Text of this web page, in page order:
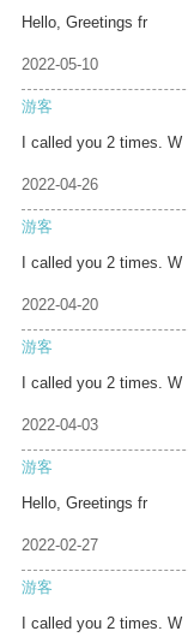
Hello, Greetings fr
2022-05-10
游客
I called you 2 times. W
2022-04-26
游客
I called you 2 times. W
2022-04-20
游客
I called you 2 times. W
2022-04-03
游客
Hello, Greetings fr
2022-02-27
游客
I called you 2 times. W